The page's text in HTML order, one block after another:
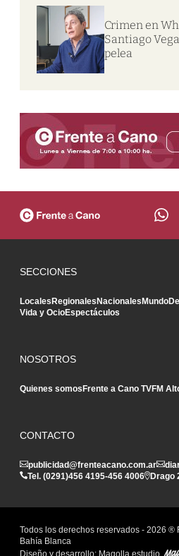
Crimen en
Santiago
pelea
SECCIONES
LocalesRegionalesNacionalesMundo
Vida y OcioEspectáculos
NOSOTROS
Quienes somosFrente a Cano TVFM
CONTACTO
publicidad@frenteacano.com.ar
Tel. (0291)456 4195-456 4006 Drago
Todos los derechos reservados - 2026 ®
Bahía Blanca
Diseño y desarrollo: Magolla estudio